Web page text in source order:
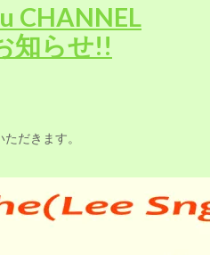
CHANNEL
知らせ!!
だきます。